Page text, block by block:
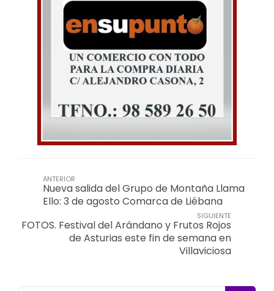
ANTERIOR
Nueva salida del Grupo de Montaña Llama
Ello: 3 de agosto Comarca de Liébana
SIGUIENTE
FOTOS. Festival del Arándano y Frutos Rojos
de Asturias este fin de semana en
Villaviciosa